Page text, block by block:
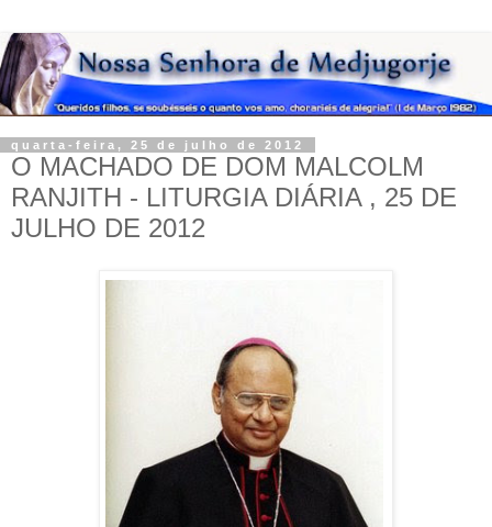
quarta-feira, 25 de julho de 2012
O MACHADO DE DOM MALCOLM
RANJITH - LITURGIA DIÁRIA , 25 DE
JULHO DE 2012